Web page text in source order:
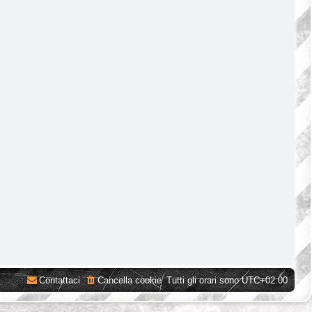
Tutti gli orari sonoUTC+02:00
Cancella cookie
Contattaci